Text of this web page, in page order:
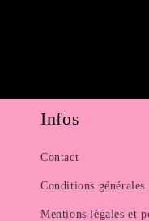
Infos
Contact
Conditions
Mentions légales et